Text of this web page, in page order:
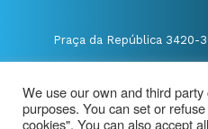
Praça da República 3420-
We use our own and third
purposes. You can set or
cookies". You can also accept